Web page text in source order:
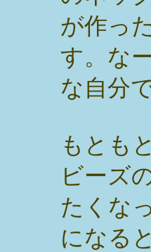
が作っ
す。な
な自分
もとも
ビーズ
たくな
になる